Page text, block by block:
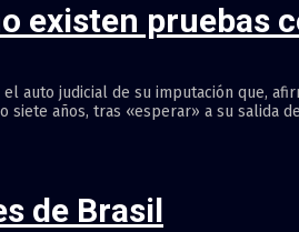
existen pruebas
auto judicial de su imputación que,
años, tras «esperar» a su salida
de Brasil